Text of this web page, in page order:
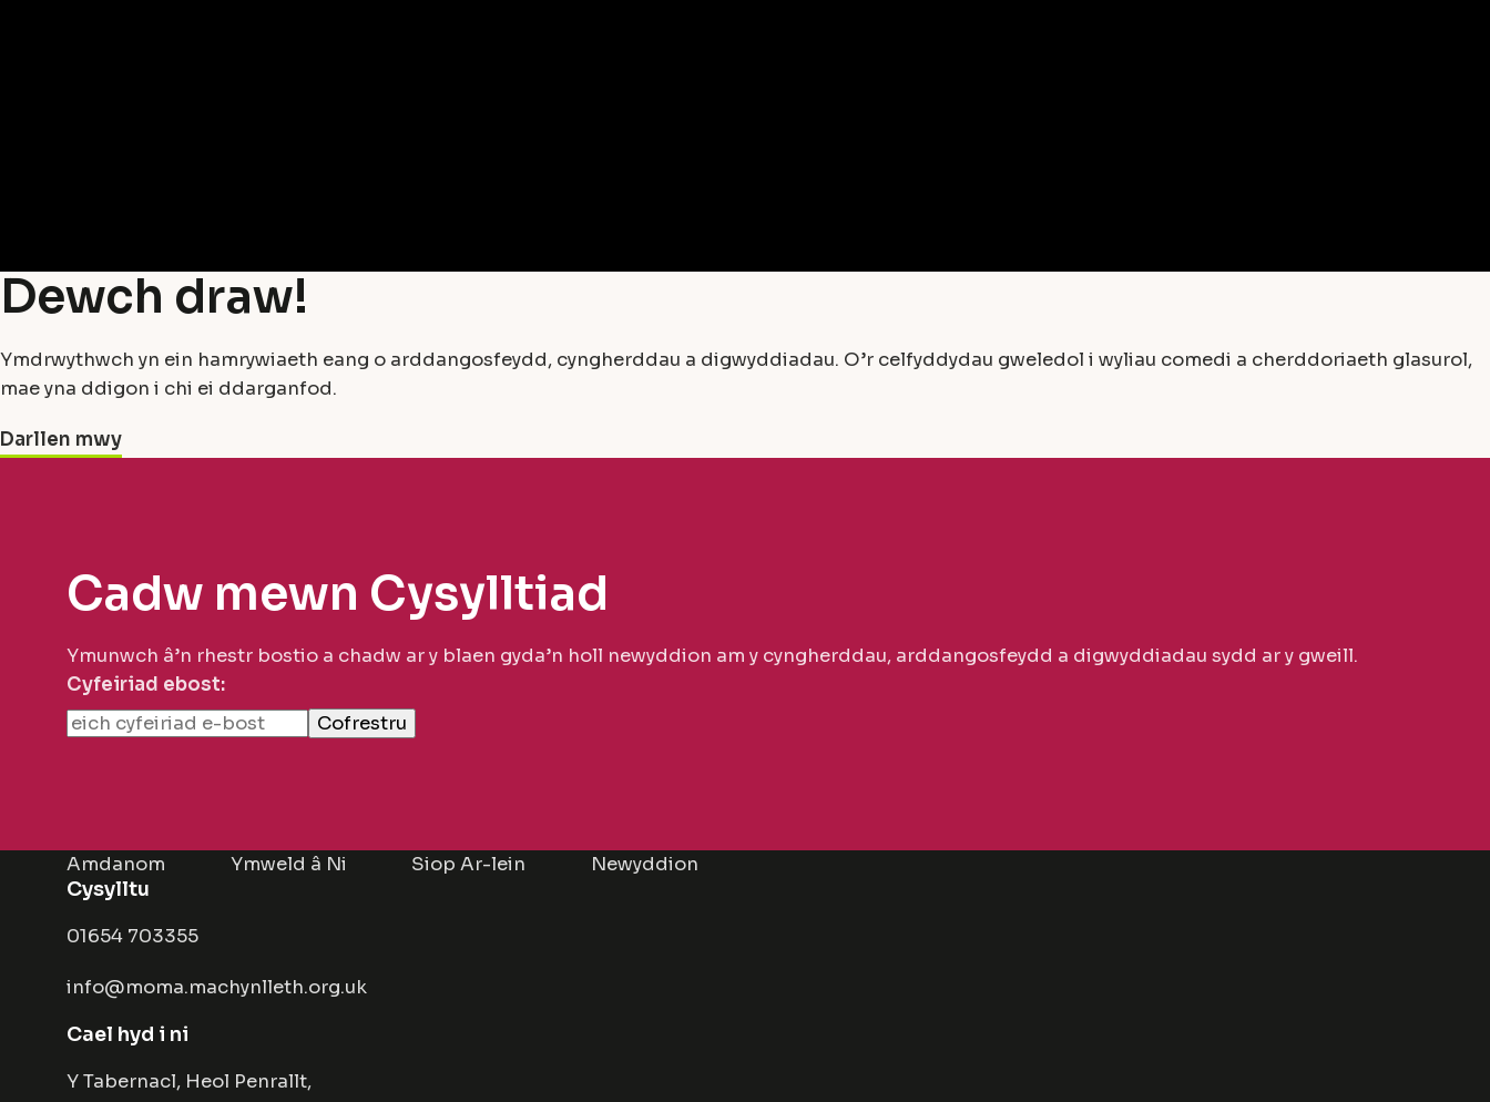
Dewch draw!
Ymdrwythwch yn ein hamrywiaeth eang o arddangosfeydd, cyngherddau a digwyddiadau. O’r celfyddydau gweledol i wyliau comedi a cherddoriaeth glasurol,
mae yna ddigon i chi ei ddarganfod.
Darllen mwy
Cadw mewn Cysylltiad
Ymunwch â’n rhestr bostio a chadw ar y blaen gyda’n holl newyddion am y cyngherddau, arddangosfeydd a digwyddiadau sydd ar y gweill.
Cyfeiriad ebost:
Amdanom Ymweld â Ni Siop Ar-lein Newyddion
Cysylltu
01654 703355
info@moma.machynlleth.org.uk
Cael hyd i ni
Y Tabernacl, Heol Penrallt,